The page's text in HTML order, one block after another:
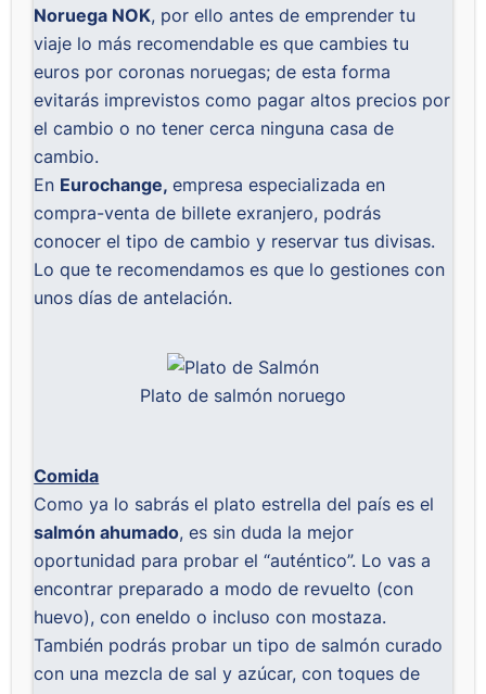
Noruega NOK, por ello antes de emprender tu
viaje lo más recomendable es que cambies tu
euros por coronas noruegas; de esta forma
evitarás imprevistos como pagar altos precios por
el cambio o no tener cerca ninguna casa de
cambio.
En Eurochange,empresa especializada en
compra-venta de billete exranjero, podrás
conocer el tipo de cambio y reservar tus divisas.
Lo que te recomendamos es que lo gestiones con
unos días de antelación.
Plato de salmón noruego
Comida
Como ya lo sabrás el plato estrella del país es el
salmón ahumado, es sin duda la mejor
oportunidad para probar el “auténtico”. Lo vas a
encontrar preparado a modo de revuelto (con
huevo), con eneldo o incluso con mostaza.
También podrás probar un tipo de salmón curado
con una mezcla de sal y azúcar, con toques de